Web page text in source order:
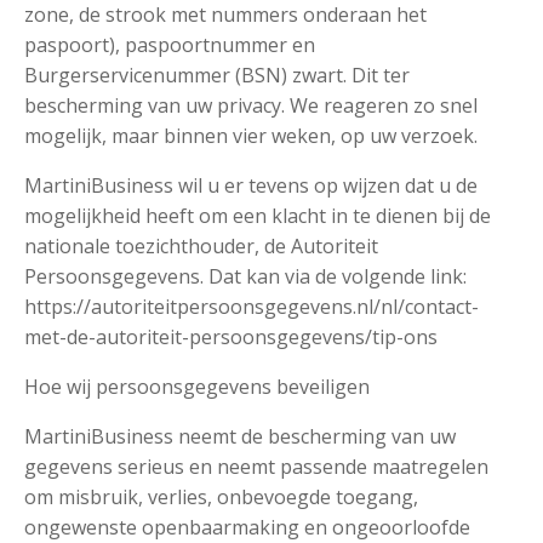
zone, de strook met nummers onderaan het
paspoort), paspoortnummer en
Burgerservicenummer (BSN) zwart. Dit ter
bescherming van uw privacy. We reageren zo snel
mogelijk, maar binnen vier weken, op uw verzoek.
MartiniBusiness wil u er tevens op wijzen dat u de
mogelijkheid heeft om een klacht in te dienen bij de
nationale toezichthouder, de Autoriteit
Persoonsgegevens. Dat kan via de volgende link:
https://autoriteitpersoonsgegevens.nl/nl/contact-
met-de-autoriteit-persoonsgegevens/tip-ons
Hoe wij persoonsgegevens beveiligen
MartiniBusiness neemt de bescherming van uw
gegevens serieus en neemt passende maatregelen
om misbruik, verlies, onbevoegde toegang,
ongewenste openbaarmaking en ongeoorloofde